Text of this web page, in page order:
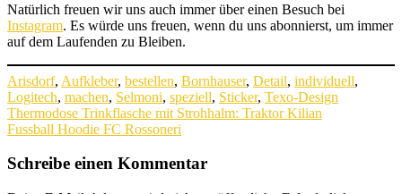
Natürlich freuen wir uns auch immer über einen Besuch bei
Instagram. Es würde uns freuen, wenn du uns abonnierst, um immer
auf dem Laufenden zu Bleiben.
Arisdorf, Aufkleber, bestellen, Bornhauser, Detail, individuell,
Logitech, machen, Selmoni, speziell, Sticker, Texo-Design
Beitragsnavigation
Thermodose Trinkflasche mit Strohhalm: Traktor Kilian
Fussball Hoodie FC Rossoneri
Schreibe einen Kommentar